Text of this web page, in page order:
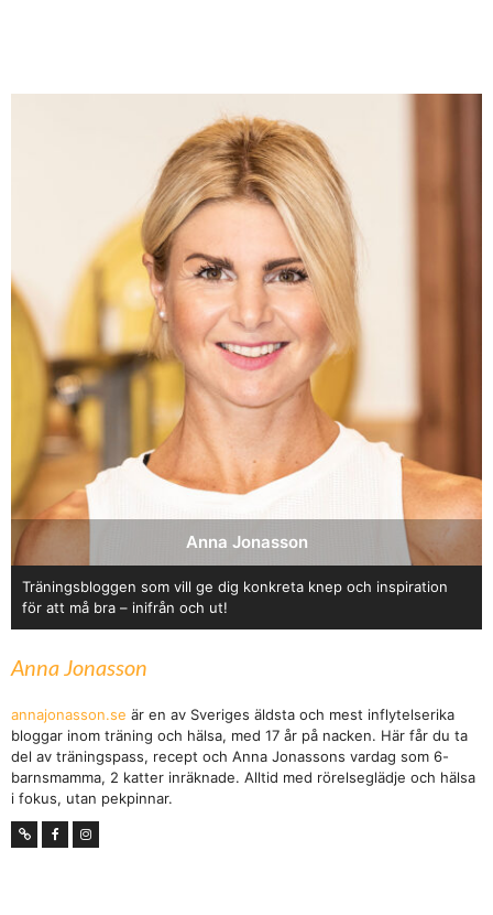
Anna Jonasson
Träningsbloggen som vill ge dig konkreta knep och inspiration
för att må bra – inifrån och ut!
Anna Jonasson
annajonasson.se är en av Sveriges äldsta och mest inflytelserika
bloggar inom träning och hälsa, med 17 år på nacken. Här får du ta
del av träningspass, recept och Anna Jonassons vardag som 6-
barnsmamma, 2 katter inräknade. Alltid med rörelseglädje och hälsa
i fokus, utan pekpinnar.